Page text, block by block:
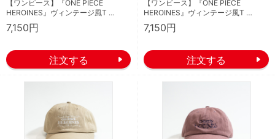
【ワンピース】『ONE PIECE
HEROINES』ヴィンテージ風T …
7,150円
【ワンピース】『ONE PIECE
HEROINES』ヴィンテージ風T …
7,150円